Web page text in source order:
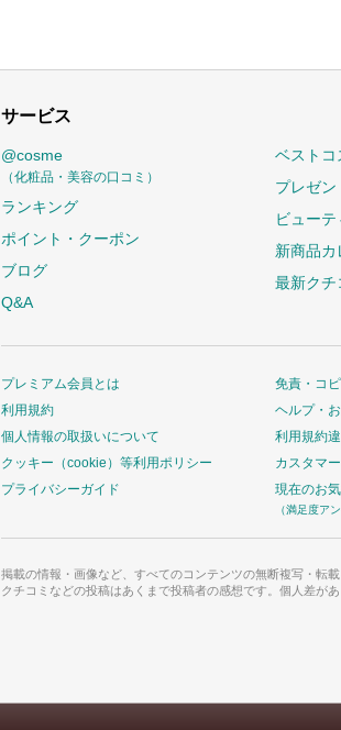
サービス
@cosme
（化粧品・美容の口コミ）
ランキング
ポイント・クーポン
ブログ
Q&A
ベストコ
プレゼン
ビューテ
新商品カ
最新クチ
プレミアム会員とは
利用規約
個人情報の取扱いについて
クッキー（cookie）等利用ポリシー
プライバシーガイド
免責・コ
ヘルプ・
利用規約
カスタマ
現在のお
（満足度ア
掲載の情報・画像など、すべてのコンテンツの無断複写・転載
クチコミなどの投稿はあくまで投稿者の感想です。個人差が